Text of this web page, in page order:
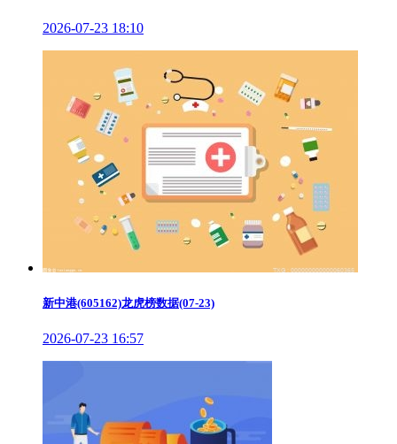
2026-07-23 18:10
新中港(605162)龙虎榜数据(07-23)
2026-07-23 16:57